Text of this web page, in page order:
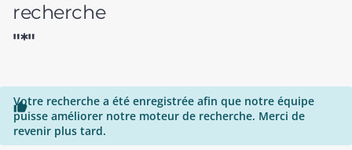
recherche
"*"

Votre recherche a été enregistrée afin que notre équipe
puisse améliorer notre moteur de recherche. Merci de
revenir plus tard.